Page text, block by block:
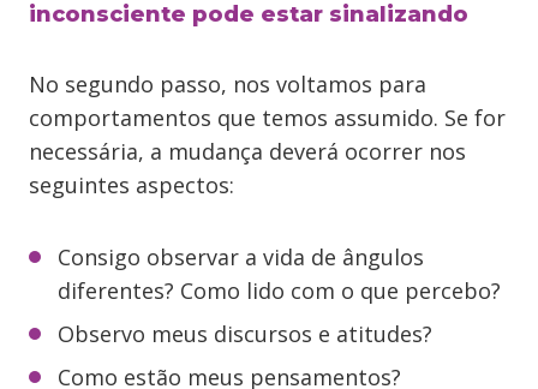
inconsciente pode estar sinalizando
No segundo passo, nos voltamos para
comportamentos que temos assumido. Se for
necessária, a mudança deverá ocorrer nos
seguintes aspectos:
Consigo observar a vida de ângulos
diferentes? Como lido com o que percebo?
Observo meus discursos e atitudes?
Como estão meus pensamentos?